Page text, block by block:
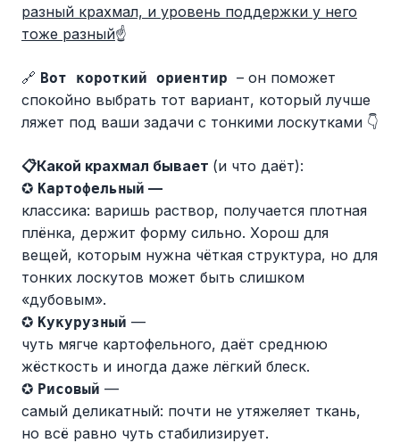
разный крахмал, и уровень поддержки у него
тоже разный☝️
🔗 Вот короткий ориентир – он поможет
спокойно выбрать тот вариант, который лучше
ляжет под ваши задачи с тонкими лоскутками 👇
📋Какой крахмал бывает (и что даёт):
✪ Картофельный —
классика: варишь раствор, получается плотная
плёнка, держит форму сильно. Хорош для
вещей, которым нужна чёткая структура, но для
тонких лоскутов может быть слишком
«дубовым».
✪ Кукурузный —
чуть мягче картофельного, даёт среднюю
жёсткость и иногда даже лёгкий блеск.
✪ Рисовый —
самый деликатный: почти не утяжеляет ткань,
но всё равно чуть стабилизирует.